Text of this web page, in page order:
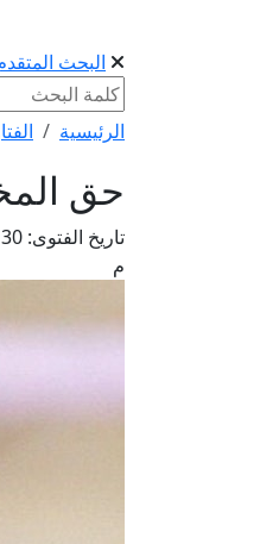
البحث
الرئيسية
حق
تاريخ الفتوى:
م